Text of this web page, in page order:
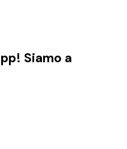
Siamo a